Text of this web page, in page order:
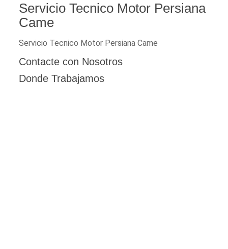
Servicio Tecnico Motor Persiana
Came
Servicio Tecnico Motor Persiana Came
Contacte con Nosotros
Donde Trabajamos